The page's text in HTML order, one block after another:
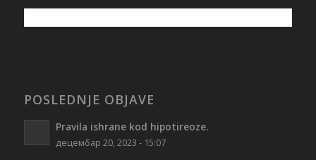
POSLEDNJE OBJAVE
Pravila ishrane kod hipotireoze.
децембар 20, 2023 - 15:07